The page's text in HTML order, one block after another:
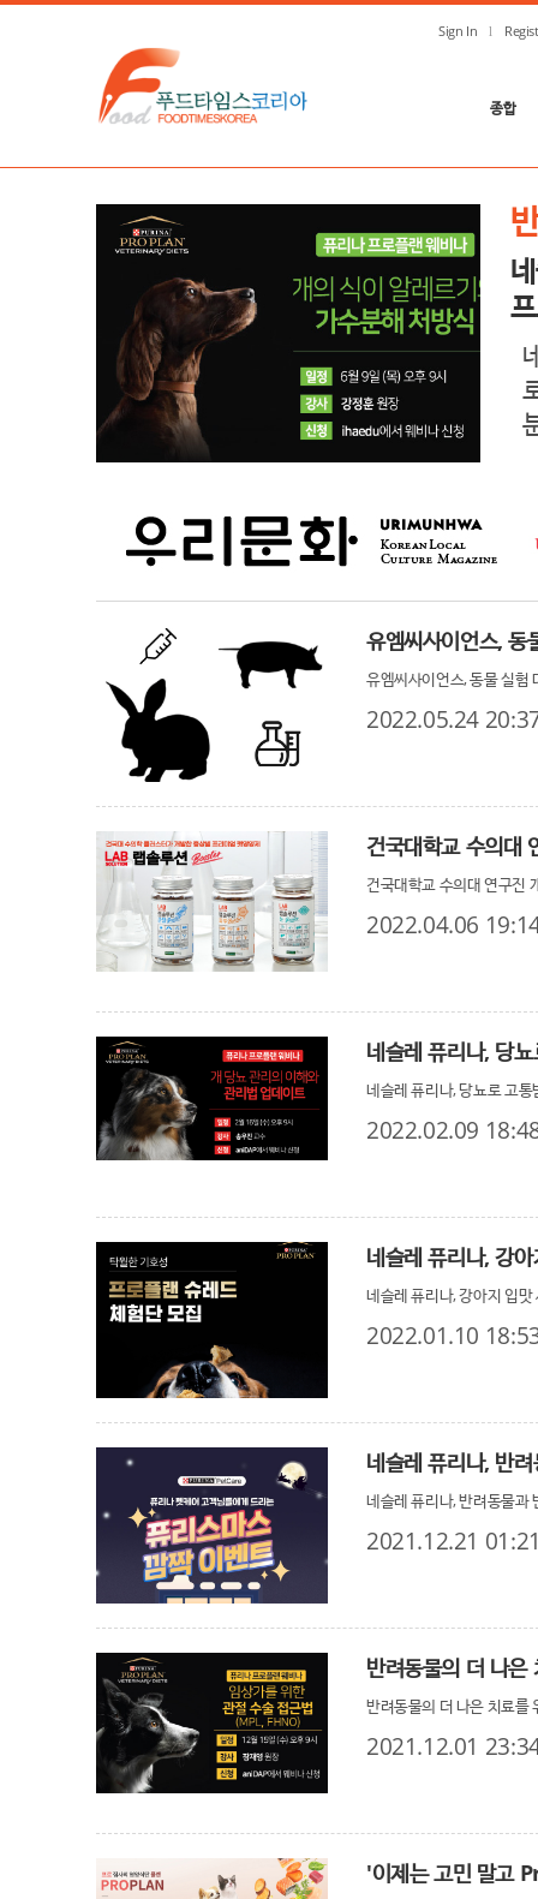
Sign In
종합
유엠씨사이언스, 동
유엠씨사이언스, 동물 실험
2022.05.24
건국대학교 수의대
건국대학교 수의대 연구진
2022.04.06
네슬레 퓨리나, 당뇨로 고
2022.02.09
네슬레 퓨리나, 강
네슬레 퓨리나, 강아지 입
2022.01.10
네슬레 퓨리나, 반
네슬레 퓨리나, 반려동물과
2021.12.21
반려동물의 더 나은 치료를
2021.12.01
'이제는 고민 말고